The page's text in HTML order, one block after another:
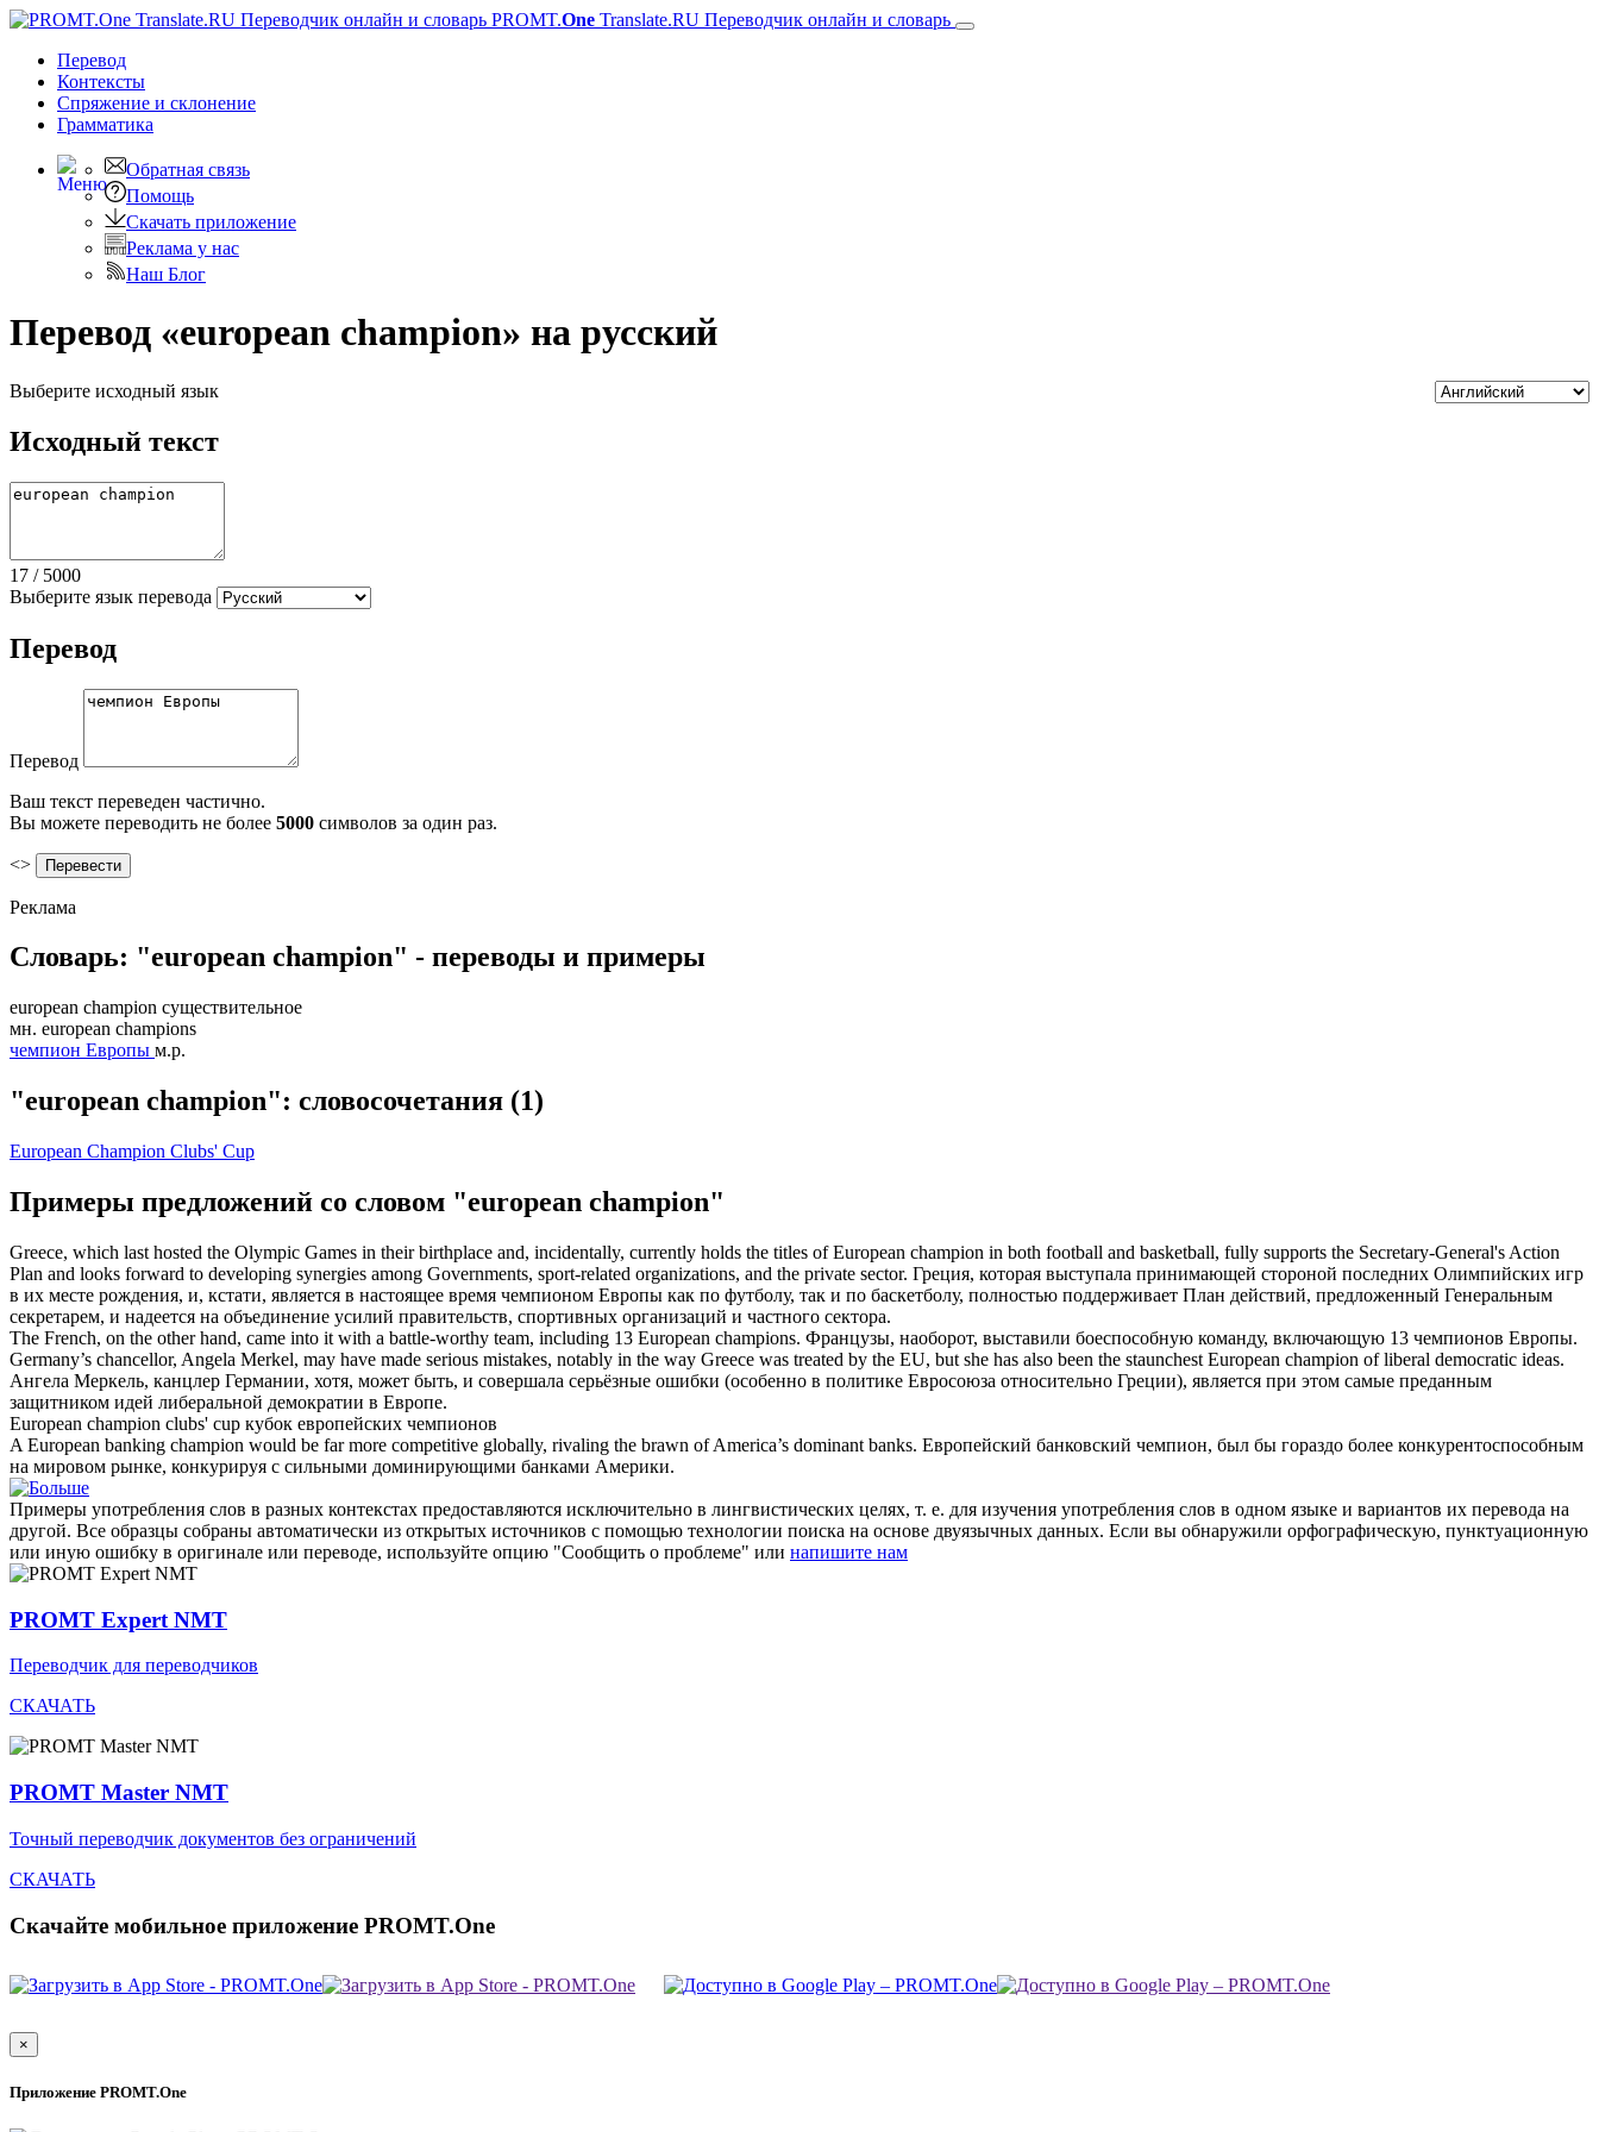
PROMT.One Translate.RU Переводчик онлайн и словарь
Перевод
Контексты
Спряжение и склонение
Грамматика
Обратная связь
Помощь
Скачать приложение
Реклама у нас
Наш Блог
Перевод «european champion» на русский
Выберите исходный язык
Исходный текст
17 / 5000
Выберите язык перевода
Перевод
Перевод
Ваш текст переведен частично.
Вы можете переводить не более 5000 символов за один раз.
<>
Реклама
Словарь: "european champion" - переводы и примеры
european champion существительное
мн. european champions
чемпион Европы м.р.
"european champion": словосочетания (1)
European Champion Clubs' Cup
Примеры предложений со словом "european champion"
Greece, which last hosted the Olympic Games in their birthplace and, incidentally, currently holds the titles ofEuropean champion in both football and basketball, fully supports the Secretary-General's Action
Plan and looks forward to developing synergies among Governments, sport-related organizations, and the private sector. Греция, которая выступала принимающей стороной последних Олимпийских игр
в их месте рождения, и, кстати, является в настоящее время чемпионом Европы как по футболу, так и по баскетболу, полностью поддерживает План действий, предложенный Генеральным
секретарем, и надеется на объединение усилий правительств, спортивных организаций и частного сектора.
The French, on the other hand, came into it with a battle-worthy team, including 13 European champions. Французы, наоборот, выставили боеспособную команду, включающую 13 чемпионов Европы.
Germany’s chancellor, Angela Merkel, may have made serious mistakes, notably in the way Greece was treated by the EU, but she has also been the staunchest European champion of liberal democratic ideas.
Ангела Меркель, канцлер Германии, хотя, может быть, и совершала серьёзные ошибки (особенно в политике Евросоюза относительно Греции), является при этом самые преданным
защитником идей либеральной демократии в Европе.
European champion clubs' cup кубок европейских чемпионов
A European banking champion would be far more competitive globally, rivaling the brawn of America’s dominant banks. Европейский банковский чемпион, был бы гораздо более конкурентоспособным
на мировом рынке, конкурируя с сильными доминирующими банками Америки.
Примеры употребления слов в разных контекстах предоставляются исключительно в лингвистических целях, т. е. для изучения употребления слов в одном языке и вариантов их перевода на
другой. Все образцы собраны автоматически из открытых источников с помощью технологии поиска на основе двуязычных данных. Если вы обнаружили орфографическую, пунктуационную
или иную ошибку в оригинале или переводе, используйте опцию "Сообщить о проблеме" или напишите нам
PROMT Expert NMT
Переводчик для переводчиков
СКАЧАТЬ
PROMT Master NMT
Точный переводчик документов без ограничений
СКАЧАТЬ
Скачайте мобильное приложение PROMT.One
×
Приложение PROMT.One